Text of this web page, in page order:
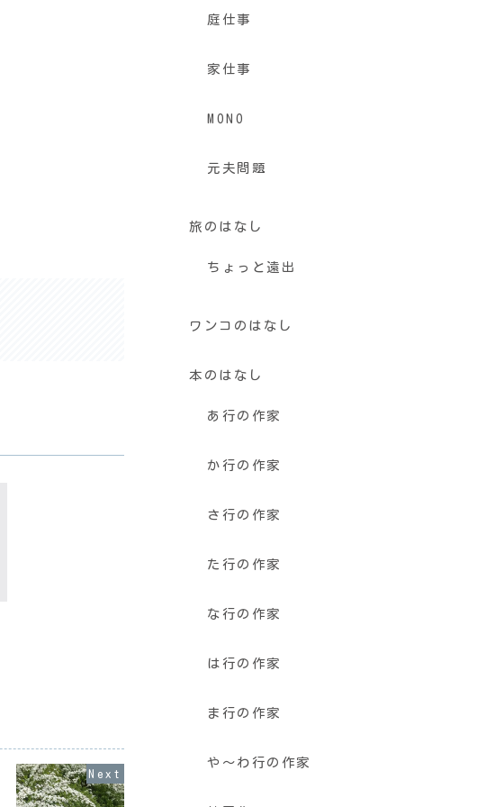
庭仕事
家仕事
MONO
元夫問題
旅のはなし
ちょっと遠出
ワンコのはなし
本のはなし
あ行の作家
か行の作家
さ行の作家
た行の作家
な行の作家
は行の作家
ま行の作家
や〜わ行の作家